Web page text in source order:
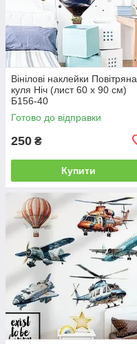
Вінілові наклейки Повітряна
куля Ніч (лист 60 х 90 см)
Б156-40
Готово до відправки
250 ₴
Купити